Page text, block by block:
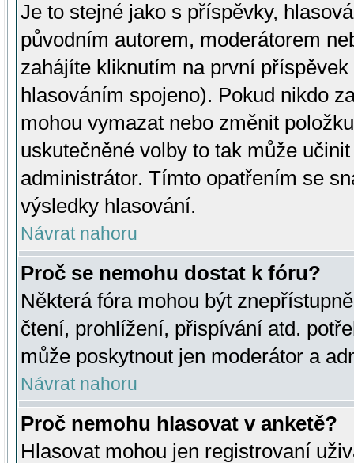
Je to stejné jako s příspěvky,
původním autorem, moderátorem
zahájíte kliknutím na první
hlasováním spojeno). Pokud nikdo
mohou vymazat nebo změnit
uskutečněné volby to tak může
administrátor. Tímto opatřením se
výsledky hlasování.
Návrat nahoru
Proč se nemohu dostat k fóru?
Některá fóra mohou být
čtení, prohlížení, přispívání atd.
může poskytnout jen moderátor a
Návrat nahoru
Proč nemohu hlasovat v anketě?
Hlasovat mohou jen registrovaní